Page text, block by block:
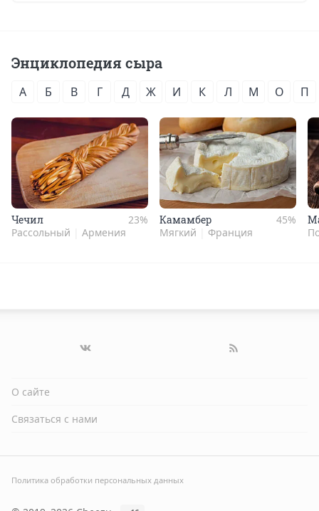
Энциклопедия сыра
А Б В Г Д Ж И К Л М О П
Чечил
23%
Рассольный
Армения
Камам­бер
45%
Мягкий
Франция
О сайте
Связаться с нами
Политика обработки персональных данных